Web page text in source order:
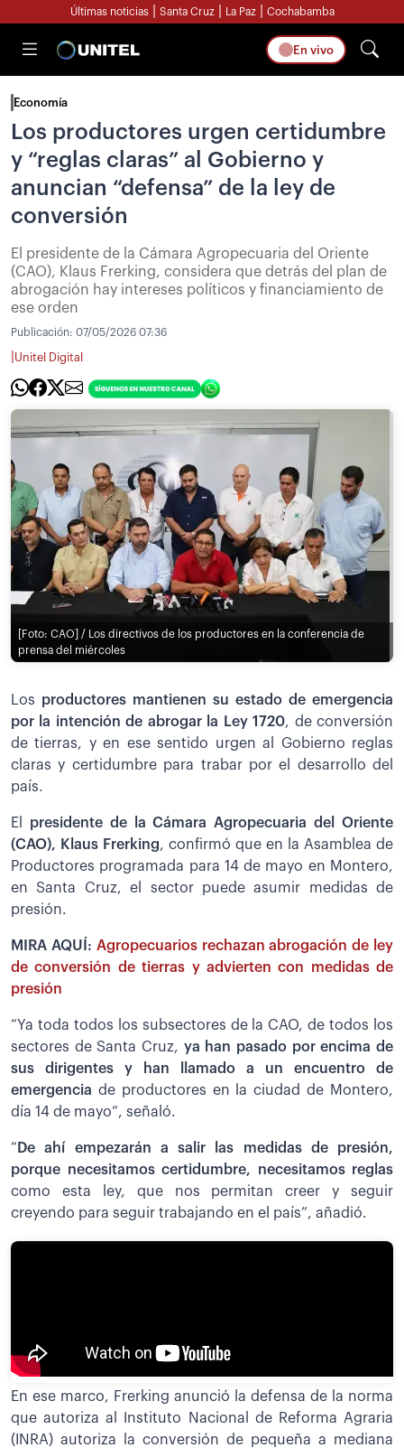
Últimas noticias Santa Cruz La Paz Cochabamba
En vivo
Economía
Los productores urgen certidumbre
y “reglas claras” al Gobierno y
anuncian “defensa” de la ley de
conversión
El presidente de la Cámara Agropecuaria del Oriente
(CAO), Klaus Frerking, considera que detrás del plan de
abrogación hay intereses políticos y financiamiento de
ese orden
Publicación: 07/05/2026 07:36
Unitel Digital
[Foto: CAO] / Los directivos de los productores en la conferencia de
prensa del miércoles
Los productores mantienen su estado de emergencia
por la intención de abrogar la Ley 1720, de conversión
de tierras, y en ese sentido urgen al Gobierno reglas
claras y certidumbre para trabar por el desarrollo del
país.
El presidente de la Cámara Agropecuaria del Oriente
(CAO), Klaus Frerking, confirmó que en la Asamblea de
Productores programada para 14 de mayo en Montero,
en Santa Cruz, el sector puede asumir medidas de
presión.
MIRA AQUÍ: Agropecuarios rechazan abrogación de ley
de conversión de tierras y advierten con medidas de
presión
“Ya toda todos los subsectores de la CAO, de todos los
sectores de Santa Cruz, ya han pasado por encima de
sus dirigentes y han llamado a un encuentro de
emergencia de productores en la ciudad de Montero,
día 14 de mayo”, señaló.
“ De ahí empezarán a salir las medidas de presión,
porque necesitamos certidumbre, necesitamos reglas
como esta ley, que nos permitan creer y seguir
creyendo para seguir trabajando en el país”, añadió.
En ese marco, Frerking anunció la defensa de la norma
que autoriza al Instituto Nacional de Reforma Agraria
(INRA) autoriza la conversión de pequeña a mediana